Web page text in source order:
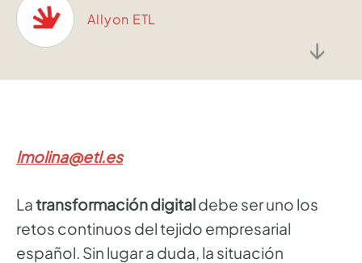
↓
Allyon ETL
lmolina@etl.es
Latransformación digitaldebe ser uno los
retos continuos del tejido empresarial
español. Sin lugar a duda, la situación